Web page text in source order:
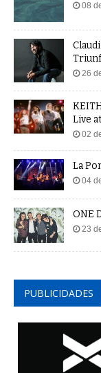
08
26
Live
02
La
04
ONE
23
PUBLICIDADES